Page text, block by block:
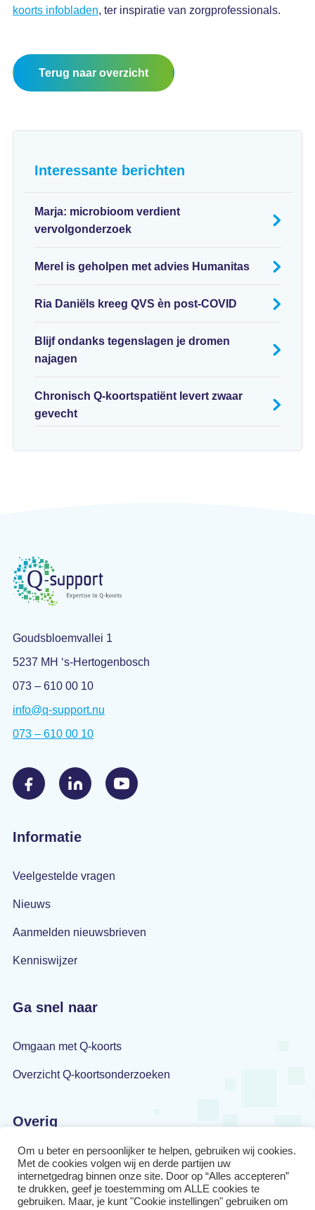
koorts infobladen, ter inspiratie van zorgprofessionals.
Terug naar overzicht
Interessante berichten
Marja: microbioom verdient
vervolgonderzoek
Merel is geholpen met advies Humanitas
Ria Daniëls kreeg QVS èn post-COVID
Blijf ondanks tegenslagen je dromen
najagen
Chronisch Q-koortspatiënt levert zwaar
gevecht
Goudsbloemvallei 1
5237 MH ‘s-Hertogenbosch
073 – 610 00 10
info@q-support.nu
073 – 610 00 10
Informatie
Veelgestelde vragen
Nieuws
Aanmelden nieuwsbrieven
Kenniswijzer
Ga snel naar
Omgaan met Q-koorts
Overzicht Q-koortsonderzoeken
Overig
Privacyverklaring
Disclaimer
Om u beter en persoonlijker te helpen, gebruiken wij cookies.
Met de cookies volgen wij en derde partijen uw
internetgedrag binnen onze site. Door op “Alles accepteren”
te drukken, geef je toestemming om ALLE cookies te
gebruiken. Maar, je kunt "Cookie instellingen" gebruiken om